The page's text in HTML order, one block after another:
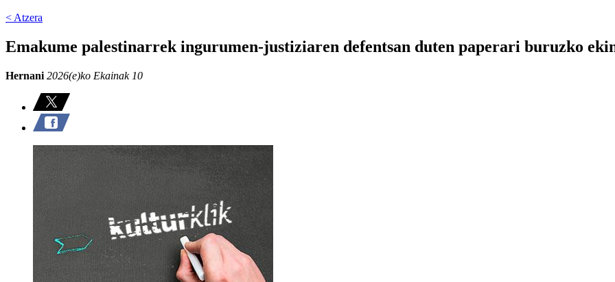
< Atzera
Emakume palestinarrek ingurumen-justiziaren defentsan duten paperari buruzko
Hernani 2026(e)ko Ekainak 10